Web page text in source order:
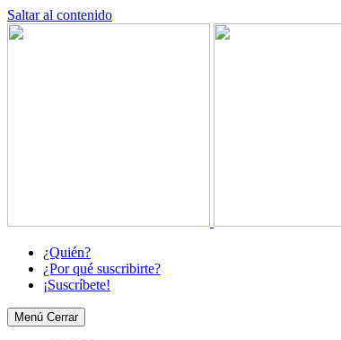
Saltar al contenido
¿Quién?
¿Por qué suscribirte?
¡Suscríbete!
Menú Cerrar